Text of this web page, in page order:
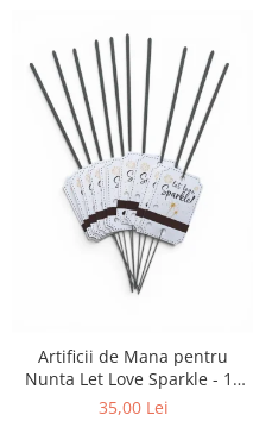
Artificii de Mana pentru
Nunta Let Love Sparkle - 10
bucati
35,00 Lei